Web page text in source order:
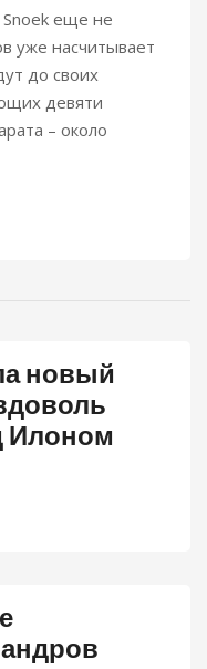
еще не
уже насчитывает
до своих
девяти
– около
новый
Илоном